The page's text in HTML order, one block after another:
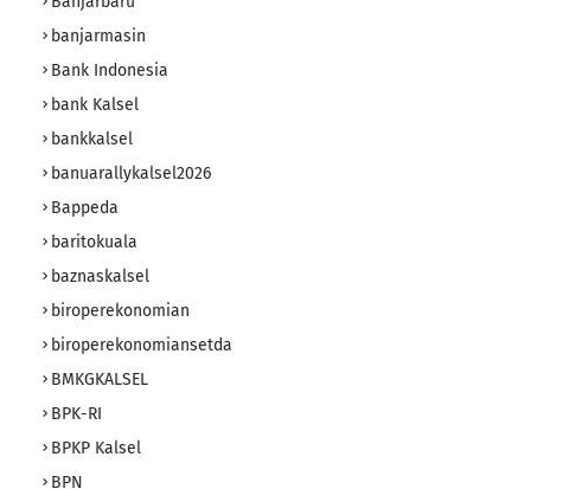
banjarmasin
Bank Indonesia
bank Kalsel
bankkalsel
banuarallykalsel2026
Bappeda
baritokuala
baznaskalsel
biroperekonomian
biroperekonomiansetda
BMKGKALSEL
BPK-RI
BPKP Kalsel
BPN